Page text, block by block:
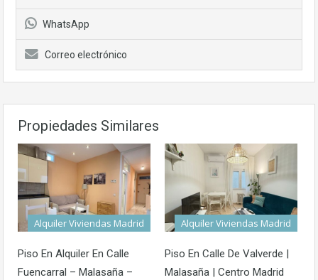
WhatsApp
Correo electrónico
Propiedades Similares
Alquiler Viviendas Madrid
Piso En Alquiler En Calle
Fuencarral – Malasaña –
Alquiler Viviendas Madrid
Piso En Calle De Valverde |
Malasaña | Centro Madrid